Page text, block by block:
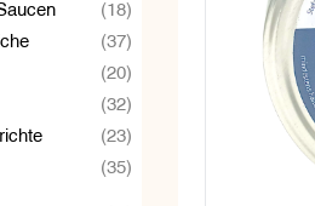
(18)
(37)
(20)
(32)
(23)
(35)